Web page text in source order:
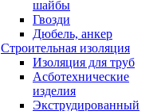
шайбы
Гвозди
Дюбель, анкер
Строительная изоляция
Изоляция для труб
Асботехнические
изделия
Экструдированный